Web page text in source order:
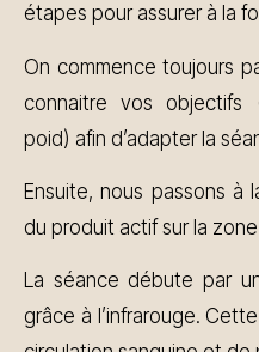
étapes pour assurer à la
On commence toujours
connaitre vos objectifs
poid) afin d’adapter la
Ensuite, nous passons à
du produit actif sur la
La séance débute par
grâce à l’infrarouge.